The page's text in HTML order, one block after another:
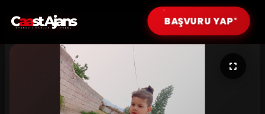
Erkek Modeller
Çocuk Modeller (0-12 Yaş)
Genç Modeller (13-17 Yaş)
BAŞVURU YAP